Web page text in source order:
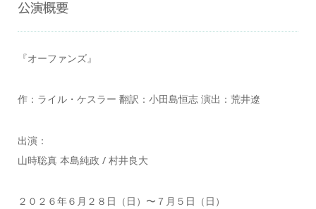
公演概要
『オーファンズ』
作：ライル・ケスラー 翻訳：小田島恒志 演出：荒井遼
出演：
山時聡真 本島純政 / 村井良大
２０２６年６月２８日（日）〜７月５日（日）